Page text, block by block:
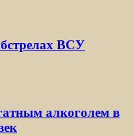
ВСУ
алкоголем в